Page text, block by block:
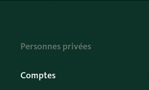
Personnes privées
Comptes